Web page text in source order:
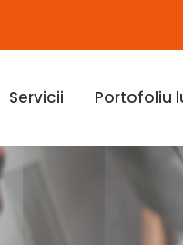
Servicii Portofoliu